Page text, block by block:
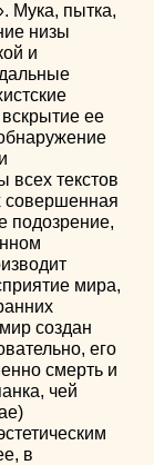
Мука, пытка,
низы
и
ее
всех текстов
совершенная
подозрение,
мира,
создан
его
смерть и
чей
в